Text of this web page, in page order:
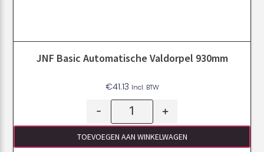
JNF Basic Automatische Valdorpel 930mm
€41.13 Incl. BTW
- +
TOEVOEGEN AAN WINKELWAGEN